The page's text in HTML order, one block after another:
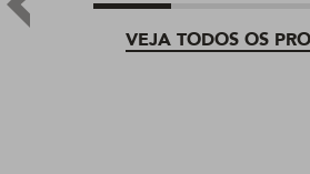
VEJA TODOS OS